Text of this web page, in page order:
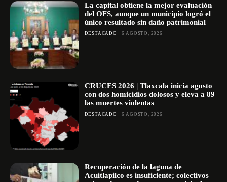
La capital obtiene la mejor evaluación
del OFS, aunque un municipio logró el
único resultado sin daño patrimonial
DESTACADO 6 AGOSTO, 2026
CRUCES 2026 | Tlaxcala inicia agosto
con dos homicidios dolosos y eleva a 89
las muertes violentas
DESTACADO 6 AGOSTO, 2026
Recuperación de la laguna de
Acuitlapilco es insuficiente; colectivos